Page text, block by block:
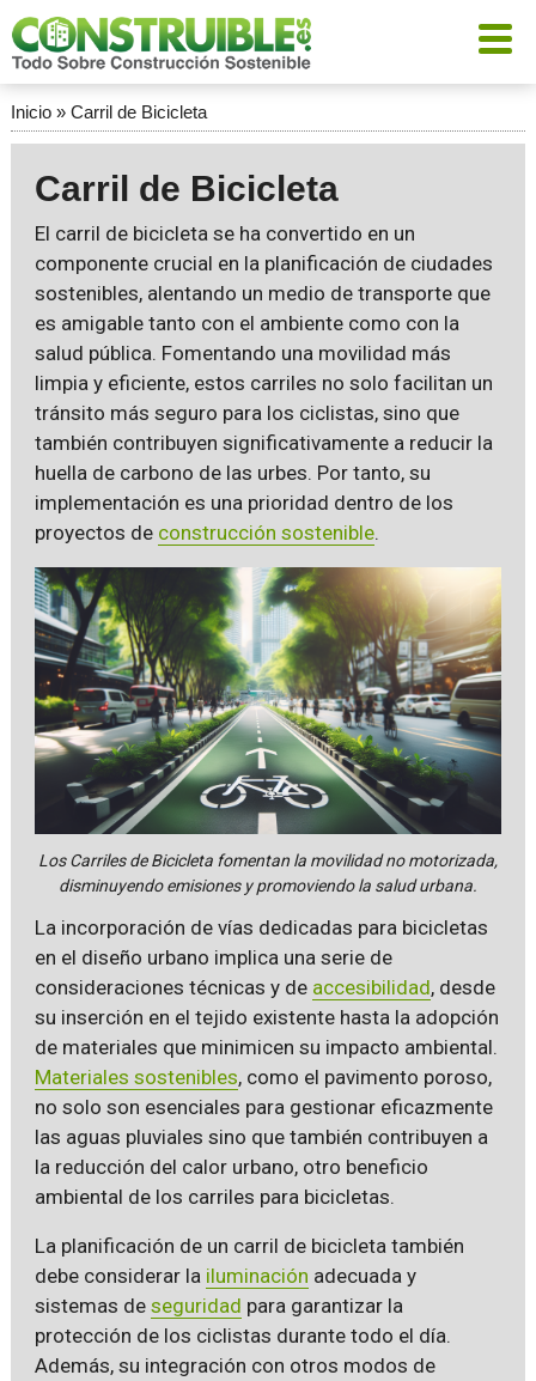
Inicio» Carril de Bicicleta
Carril de Bicicleta
El carril de bicicleta se ha convertido en un
componente crucial en la planificación de ciudades
sostenibles, alentando un medio de transporte que
es amigable tanto con el ambiente como con la
salud pública. Fomentando una movilidad más
limpia y eficiente, estos carriles no solo facilitan un
tránsito más seguro para los ciclistas, sino que
también contribuyen significativamente a reducir la
huella de carbono de las urbes. Por tanto, su
implementación es una prioridad dentro de los
proyectos de construcción sostenible.
Los Carriles de Bicicleta fomentan la movilidad no motorizada,
disminuyendo emisiones y promoviendo la salud urbana.
La incorporación de vías dedicadas para bicicletas
en el diseño urbano implica una serie de
consideraciones técnicas y de accesibilidad, desde
su inserción en el tejido existente hasta la adopción
de materiales que minimicen su impacto ambiental.
Materiales sostenibles, como el pavimento poroso,
no solo son esenciales para gestionar eficazmente
las aguas pluviales sino que también contribuyen a
la reducción del calor urbano, otro beneficio
ambiental de los carriles para bicicletas.
La planificación de un carril de bicicleta también
debe considerar la iluminación adecuada y
sistemas de seguridad para garantizar la
protección de los ciclistas durante todo el día.
Además, su integración con otros modos de